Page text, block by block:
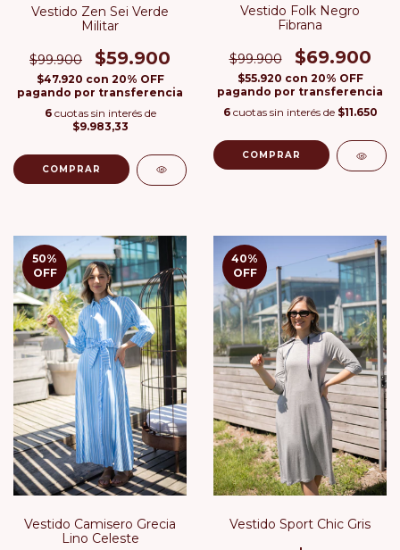
Vestido Zen Sei Verde
Militar
$99.900 $59.900
$47.920 con 20% OFF
pagando por transferencia
6 cuotas sin interés de
$9.983,33
COMPRAR
Vestido Folk Negro
Fibrana
$99.900 $69.900
$55.920 con 20% OFF
pagando por transferencia
6 cuotas sin interés de $11.650
COMPRAR
50%
OFF
Vestido Camisero Grecia
Lino Celeste
40%
OFF
Vestido Sport Chic Gris